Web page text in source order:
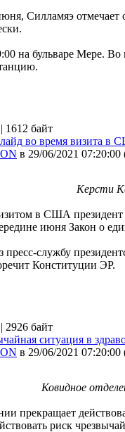
Силламяэ отмечает
на бульваре Мере.
| 1612 байт
во время визита в
в 29/06/2021 07:20:00
Керсти
в США
июня Закон о
пресс-службу
Конституции ЭР.
| 2926 байт
ситуация в
в 29/06/2021 07:20:00
Ковидное
прекращает
риск